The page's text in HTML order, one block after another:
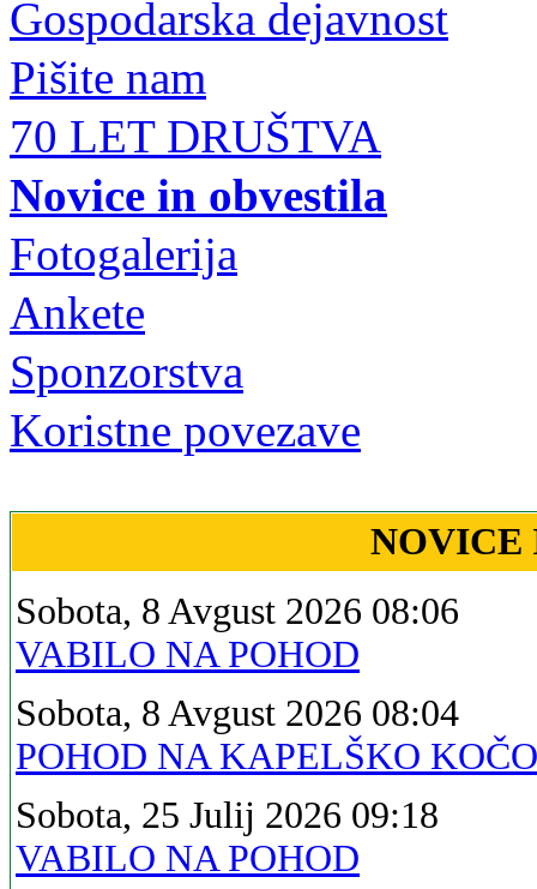
Gospodarska dejavnost
Pišite nam
70 LET DRUŠTVA
Novice in obvestila
Fotogalerija
Ankete
Sponzorstva
Koristne povezave
NOVICE
Sobota, 8 Avgust 2026 08:06
VABILO NA POHOD
Sobota, 8 Avgust 2026 08:04
POHOD NA KAPELŠKO KOČO
Sobota, 25 Julij 2026 09:18
VABILO NA POHOD